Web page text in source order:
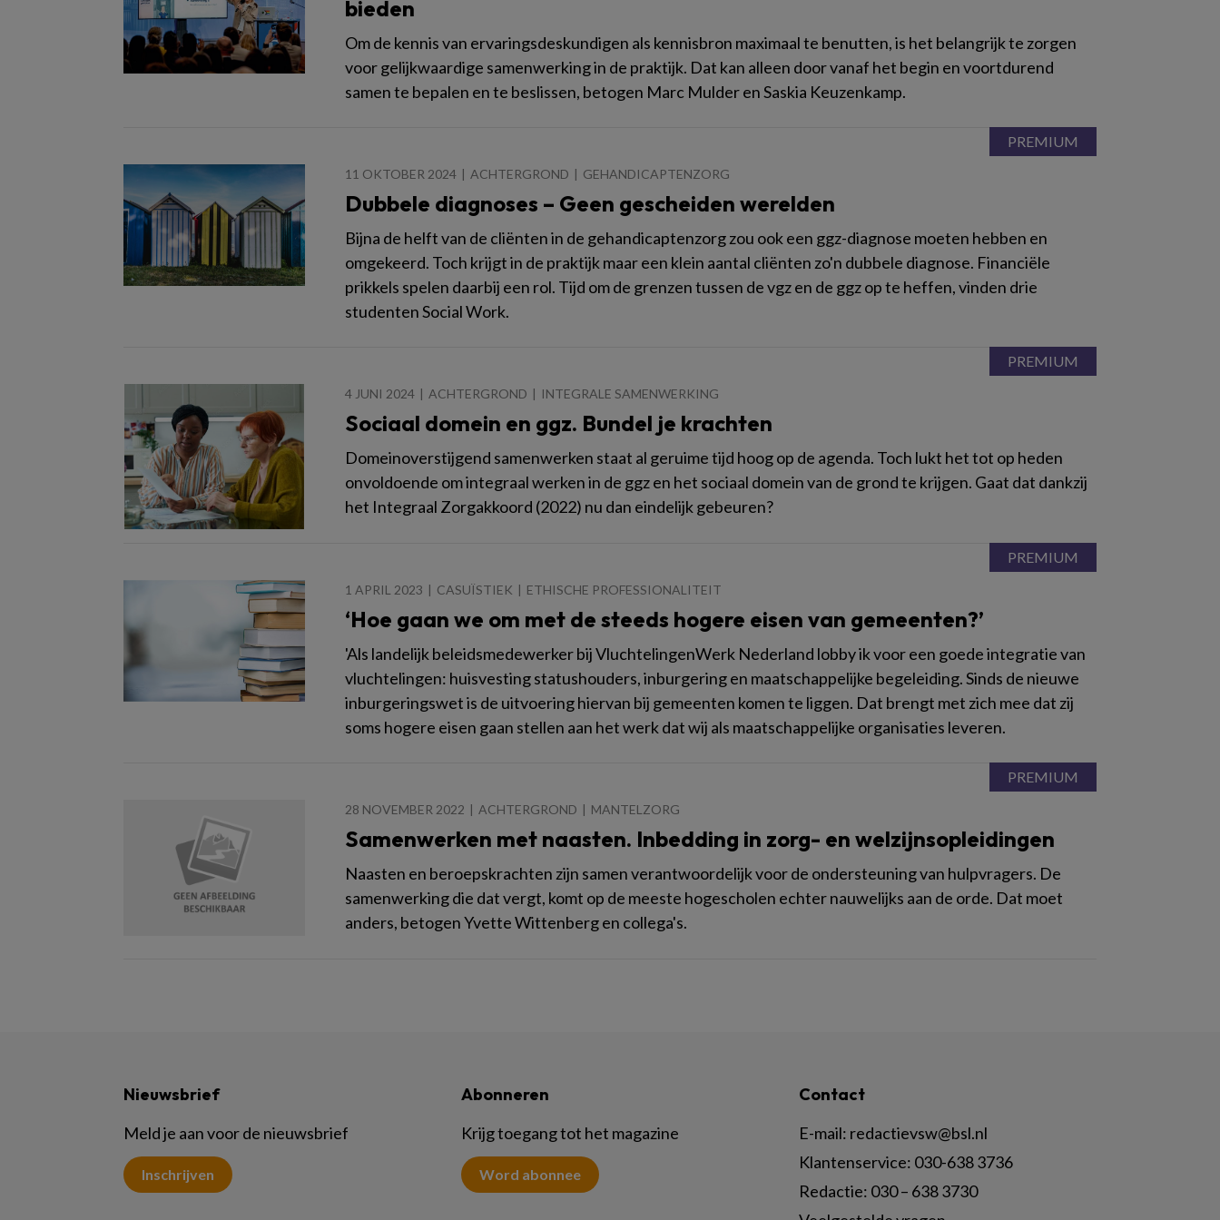
bieden
Om de kennis van ervaringsdeskundigen als kennisbron maximaal te benutten, is het belangrijk te zorgen
voor gelijkwaardige samenwerking in de praktijk. Dat kan alleen door vanaf het begin en voortdurend
samen te bepalen en te beslissen, betogen Marc Mulder en Saskia Keuzenkamp.
11 OKTOBER 2024 ACHTERGROND GEHANDICAPTENZORG
Dubbele diagnoses – Geen gescheiden werelden
Bijna de helft van de cliënten in de gehandicaptenzorg zou ook een ggz-diagnose moeten hebben en
omgekeerd. Toch krijgt in de praktijk maar een klein aantal cliënten zo'n dubbele diagnose. Financiële
prikkels spelen daarbij een rol. Tijd om de grenzen tussen de vgz en de ggz op te heffen, vinden drie
studenten Social Work.
4 JUNI 2024 ACHTERGROND INTEGRALE SAMENWERKING
Sociaal domein en ggz. Bundel je krachten
Domeinoverstijgend samenwerken staat al geruime tijd hoog op de agenda. Toch lukt het tot op heden
onvoldoende om integraal werken in de ggz en het sociaal domein van de grond te krijgen. Gaat dat dankzij
het Integraal Zorgakkoord (2022) nu dan eindelijk gebeuren?
1 APRIL 2023 CASUÏSTIEK ETHISCHE PROFESSIONALITEIT
‘Hoe gaan we om met de steeds hogere eisen van gemeenten?’
'Als landelijk beleidsmedewerker bij VluchtelingenWerk Nederland lobby ik voor een goede integratie van
vluchtelingen: huisvesting statushouders, inburgering en maatschappelijke begeleiding. Sinds de nieuwe
inburgeringswet is de uitvoering hiervan bij gemeenten komen te liggen. Dat brengt met zich mee dat zij
soms hogere eisen gaan stellen aan het werk dat wij als maatschappelijke organisaties leveren.
28 NOVEMBER 2022 ACHTERGROND MANTELZORG
Samenwerken met naasten. Inbedding in zorg- en welzijnsopleidingen
Naasten en beroepskrachten zijn samen verantwoordelijk voor de ondersteuning van hulpvragers. De
samenwerking die dat vergt, komt op de meeste hogescholen echter nauwelijks aan de orde. Dat moet
anders, betogen Yvette Wittenberg en collega's.
Nieuwsbrief
Meld je aan voor de nieuwsbrief
Inschrijven
Abonneren
Krijg toegang tot het magazine
Word abonnee
Contact
E-mail: redactievsw@bsl.nl
Klantenservice: 030-638 3736
Redactie: 030 – 638 3730